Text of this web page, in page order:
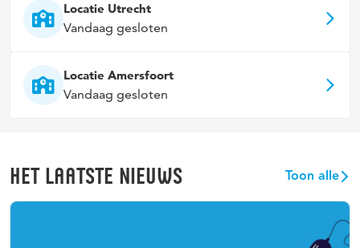
Locatie Utrecht
Vandaag gesloten
Locatie Amersfoort
Vandaag gesloten
HET LAATSTE NIEUWS Toon alle